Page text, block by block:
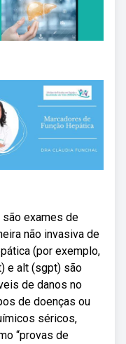
exames de
não invasiva de
(por exemplo,
e alt (sgpt) são
de danos no
de doenças ou
séricos,
“provas de